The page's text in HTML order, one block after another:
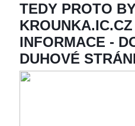
TEDY PROTO
INFORMACE -
DUHOVÉ